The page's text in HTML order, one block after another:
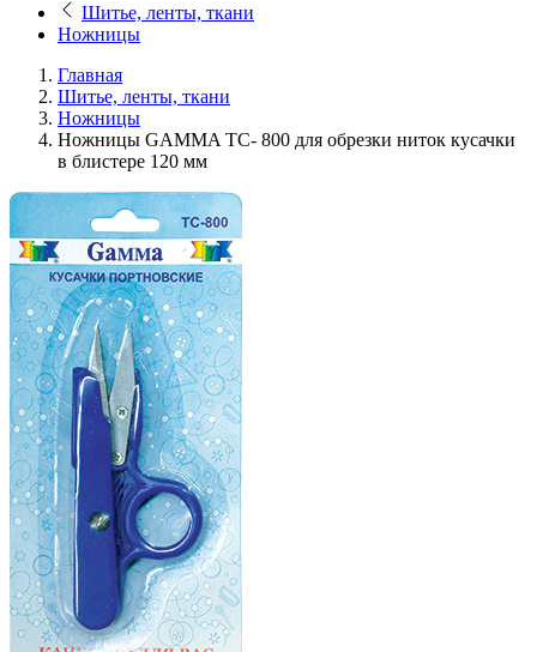
Шитье, ленты, ткани
Ножницы
Главная
Шитье, ленты, ткани
Ножницы
Ножницы GAMMA TC- 800 для обрезки ниток кусачки
в блистере 120 мм